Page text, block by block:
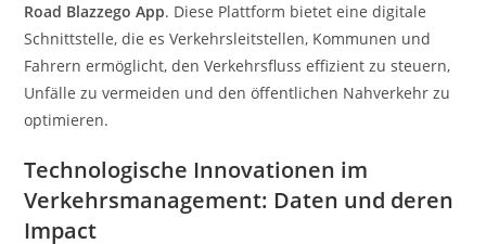
Road Blazzego App. Diese Plattform bietet eine digitale
Schnittstelle, die es Verkehrsleitstellen, Kommunen und
Fahrern ermöglicht, den Verkehrsfluss effizient zu steuern,
Unfälle zu vermeiden und den öffentlichen Nahverkehr zu
optimieren.
Technologische Innovationen im
Verkehrsmanagement: Daten und deren
Impact